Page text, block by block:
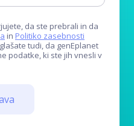
da ste prebrali in da
in Politiko zasebnosti
tudi, da genEplanet
podatke, ki ste jih vnesli v